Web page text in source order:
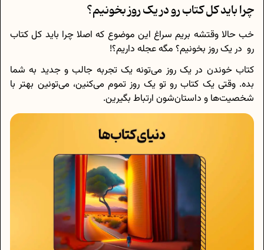
چرا باید کل کتاب رو در یک روز بخونیم؟
خب حالا وقتشه بریم سراغ این موضوع که اصلا چرا باید کل کتاب
رو در یک روز بخونیم؟ مگه عجله داریم؟!
کتاب خوندن در یک روز می‌تونه یک تجربه جالب و جدید به شما
بده. وقتی یک کتاب رو تو یک روز تموم می‌کنین، می‌تونین بهتر با
شخصیت‌ها و داستان‌شون ارتباط بگیرین.